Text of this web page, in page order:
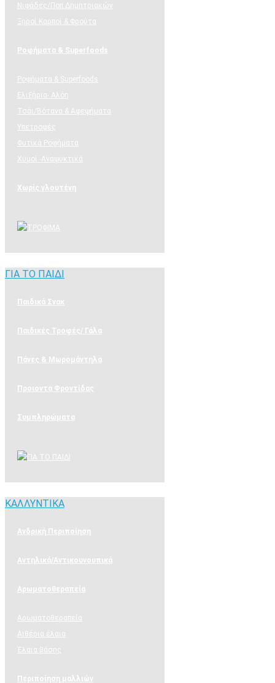
Νιφάδες/Ποπ Δημητριακών
Ξηροί Καρποί & Φρούτα
Ροφήματα & Superfoods
Ροφήματα & Superfoods
Ελιξήρια- Αλόη
Τσάι/Βότανα & Αφεψήματα
Υπετροφές
Φυτικά Ροφήματα
Χυμοί -Αναψυκτικά
Χωρίς γλουτένη
ΓΙΑ ΤΟ ΠΑΙΔΙ
Παιδικά Σνακ
Παιδικές Τροφές/ Γάλα
Πάνες & Μωρομάντηλα
Προιοντα Φροντίδας
Συμπληρώματα
ΚΑΛΛΥΝΤΙΚΑ
Ανδρική Περιποίηση
Αντηλικά/Αντικουνουπικά
Αρωματοθεραπεία
Αρωματοθεραπεία
Αιθέρια έλαια
Έλαια βάσης
Περιποίηση μαλλιών